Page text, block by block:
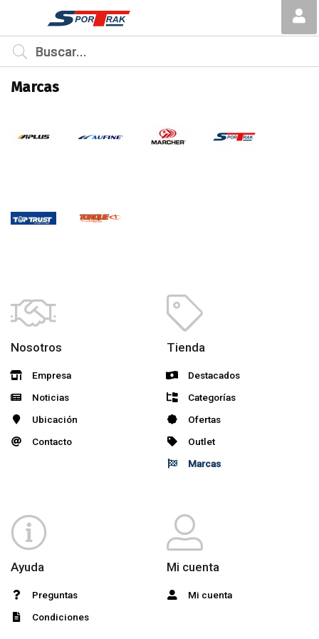
MI COMPRA
Marcas
Nosotros
Empresa
Noticias
Ubicación
Contacto
Tienda
Destacados
Categorías
Ofertas
Outlet
Marcas
Ayuda
Preguntas
Condiciones
Mi cuenta
Mi cuenta